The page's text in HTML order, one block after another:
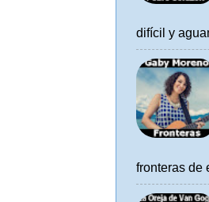
difícil y
fronteras de